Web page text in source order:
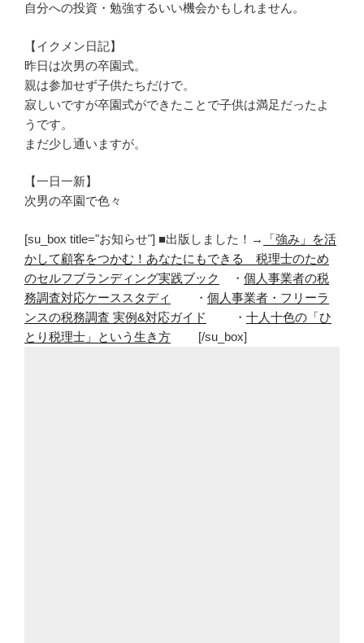
自分への投資・勉強するいい機会かもしれません。
【イクメン日記】
昨日は次男の卒園式。
親は参加せず子供たちだけで。
寂しいですが卒園式ができたことで子供は満足だったよ
うです。
まだ少し通いますが。
【一日一新】
次男の卒園で色々
[su_box title="お知らせ"] ■出版しました！→
「強み」を活
かして顧客をつかむ！あなたにもできる 税理士のため
のセルフブランディング実践ブック
・ 個人事業者の税
務調査対応ケーススタディ
・ 個人事業者・フリーラ
ンスの税務調査 実例&対応ガイド
・ 十人十色の「ひ
とり税理士」という生き方 [/su_box]